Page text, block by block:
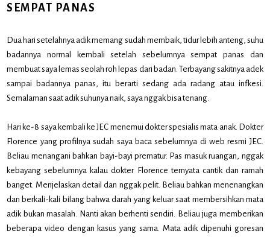
SEMPAT PANAS
Dua hari setelahnya adik memang sudah membaik, tidur lebih anteng, suhu
badannya normal kembali setelah sebelumnya sempat panas dan
membuat saya lemas seolah roh lepas dari badan. Terbayang sakitnya adek
sampai badannya panas, itu berarti sedang ada radang atau infkesi.
Semalaman saat adik suhunya naik, saya nggak bisa tenang.
Hari ke-8 saya kembali ke JEC menemui dokter spesialis mata anak. Dokter
Florence yang profilnya sudah saya baca sebelumnya di web resmi JEC.
Beliau menangani bahkan bayi-bayi prematur. Pas masuk ruangan, nggak
kebayang sebelumnya kalau dokter Florence ternyata cantik dan ramah
banget. Menjelaskan detail dan nggak pelit. Beliau bahkan menenangkan
dan berkali-kali bilang bahwa darah yang keluar saat membersihkan mata
adik bukan masalah. Nanti akan berhenti sendiri. Beliau juga memberikan
beberapa video dengan kasus yang sama. Mata adik dipenuhi goresan